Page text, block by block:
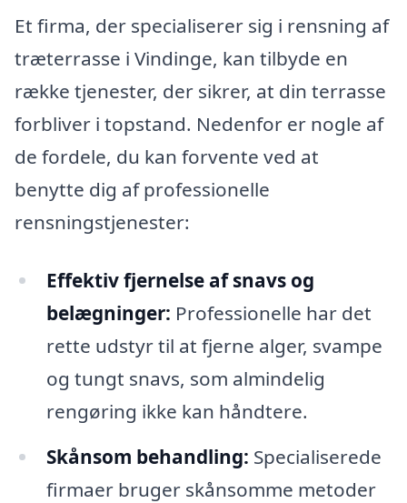
Et firma, der specialiserer sig i rensning af
træterrasse i Vindinge, kan tilbyde en
række tjenester, der sikrer, at din terrasse
forbliver i topstand. Nedenfor er nogle af
de fordele, du kan forvente ved at
benytte dig af professionelle
rensningstjenester:
Effektiv fjernelse af snavs og
belægninger: Professionelle har det
rette udstyr til at fjerne alger, svampe
og tungt snavs, som almindelig
rengøring ikke kan håndtere.
Skånsom behandling: Specialiserede
firmaer bruger skånsomme metoder